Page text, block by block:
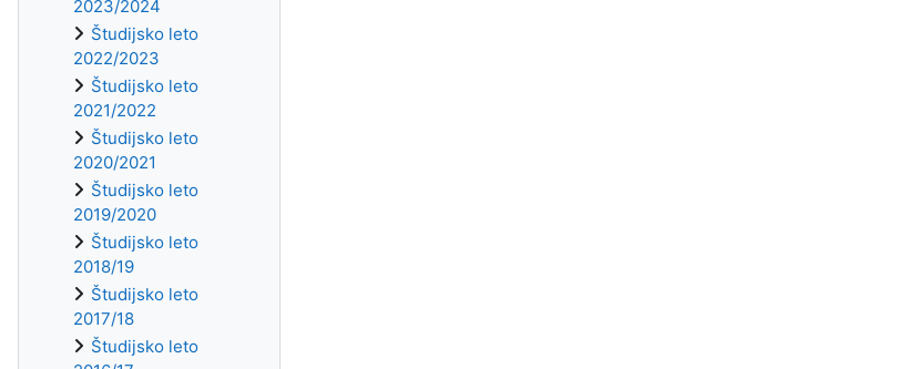
2023/2024
Študijsko leto
2022/2023
Študijsko leto
2021/2022
Študijsko leto
2020/2021
Študijsko leto
2019/2020
Študijsko leto
2018/19
Študijsko leto
2017/18
Študijsko leto